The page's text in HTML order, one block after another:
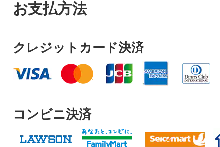
お支払方法
クレジットカード決済
コンビニ決済